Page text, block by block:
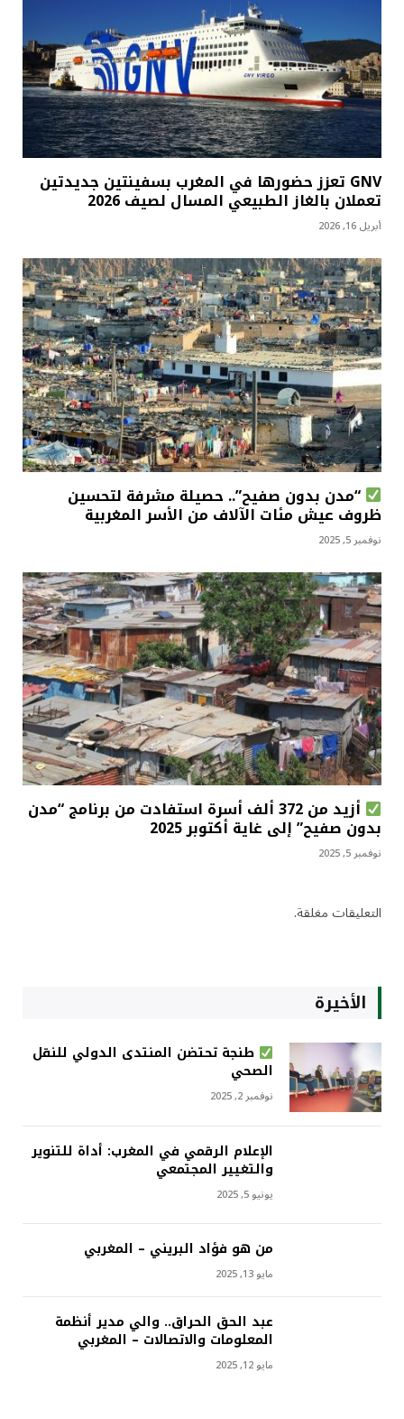
GNV تعزز حضورها في المغرب بسفينتين جديدتين
تعملان بالغاز الطبيعي المسال لصيف 2026
أبريل 16, 2026
“مدن بدون صفيح”.. حصيلة مشرفة لتحسين
ظروف عيش مئات الآلاف من الأسر المغربية
نوفمبر 5, 2025
أزيد من 372 ألف أسرة استفادت من برنامج “مدن
بدون صفيح” إلى غاية أكتوبر 2025
نوفمبر 5, 2025
التعليقات مغلقة.
الأخيرة
طنجة تحتضن المنتدى الدولي للنقل
الصحي
نوفمبر 2, 2025
الإعلام الرقمي في المغرب: أداة للتنوير
والتغيير المجتمعي
يونيو 5, 2025
من هو فؤاد البريني – المغربي
مايو 13, 2025
عبد الحق الحراق.. والي مدير أنظمة
المعلومات والاتصالات – المغربي
مايو 12, 2025